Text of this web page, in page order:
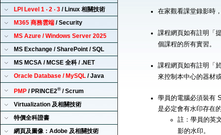
LPI Level 1 ‧ 2 ‧ 3 / Linux 相關技術
M365 商務雲端 / Security
MS Azure / Windows Server 2025
MS Exchange / SharePoint / SQL
MS MCSA / MCSE 全科 / .NET
Oracle Database / MySQL / Java
PMP / PRINCE2®/ Scrum
Virtualization 及相關技術
特價全科證書
網頁及圖像：Adobe 及相關技術
在家觀看課堂錄影時
課程網頁如有註明「
個課程的所有實習。
課程網頁如有註明「
來控制本中心的器材
學員的電腦必須裝有
是必定會有水印存在
註：學員的英
影的水印。